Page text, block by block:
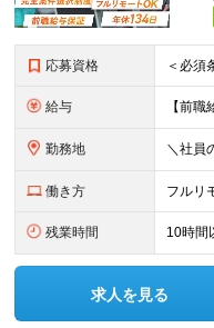
応募資格
給与
勤務地
働き方 フルリ
残業時間 10時間
求人を見る